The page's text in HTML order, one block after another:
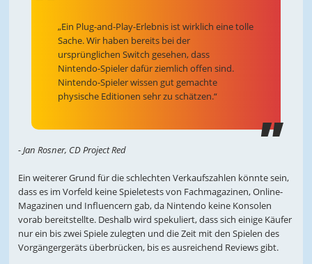
„Ein Plug-and-Play-Erlebnis ist wirklich eine tolle
Sache. Wir haben bereits bei der
ursprünglichen Switch gesehen, dass
Nintendo-Spieler dafür ziemlich offen sind.
Nintendo-Spieler wissen gut gemachte
physische Editionen sehr zu schätzen.“
- Jan Rosner, CD Project Red
Ein weiterer Grund für die schlechten Verkaufszahlen könnte sein,
dass es im Vorfeld keine Spieletests von Fachmagazinen, Online-
Magazinen und Influencern gab, da Nintendo keine Konsolen
vorab bereitstellte. Deshalb wird spekuliert, dass sich einige Käufer
nur ein bis zwei Spiele zulegten und die Zeit mit den Spielen des
Vorgängergeräts überbrücken, bis es ausreichend Reviews gibt.